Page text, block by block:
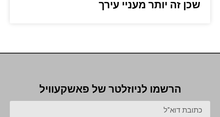
שכן זה יותר מעניי עירך
הרשמו לניוזלטר של פאשקעוויל